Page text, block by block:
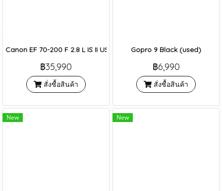
Canon EF 70-200 F 2.8 L IS II USM (used)
฿35,990
สั่งซื้อสินค้า
Gopro 9 Black (used)
฿6,990
สั่งซื้อสินค้า
New New